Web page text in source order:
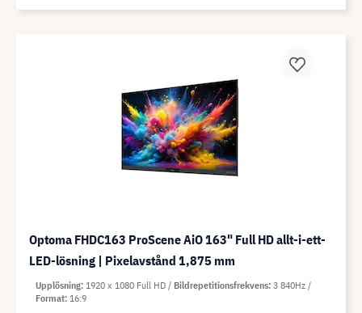
Optoma FHDC163 ProScene AiO 163" Full HD allt-i-ett-
LED-lösning | Pixelavstånd 1,875 mm
Upplösning 1920 x 1080 Full HD Bildrepetitionsfrekvens 3 840Hz
Format 16:9